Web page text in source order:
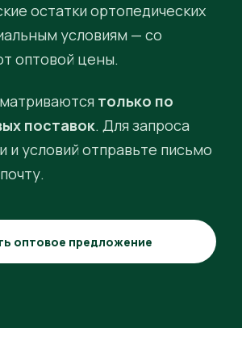
остатки ортопедических
условиям — со
оптовой цены.
только по
поставок. Для запроса
и условий отправьте письмо
оптовое предложение